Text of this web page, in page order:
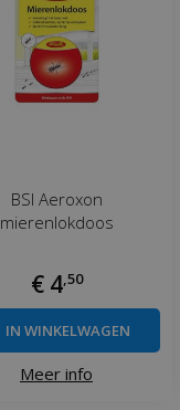
BSI Aeroxon
mierenlokdoos
€ 4 50
Meer info
IN WINKELWAGEN